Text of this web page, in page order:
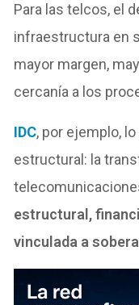
Para las telcos, el
infraestructura en
mayor margen,
cercanía a los
IDC, por ejemplo,
estructural: la
estructural,
vinculada a